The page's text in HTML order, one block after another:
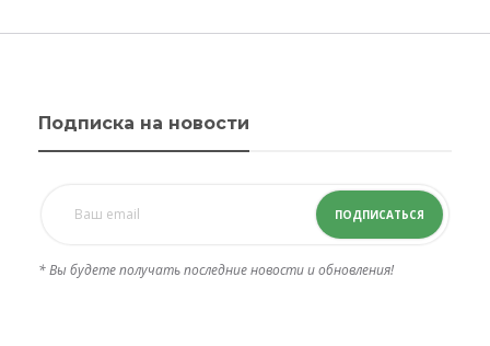
Подписка на новости
ПОДПИСАТЬСЯ
* Вы будете получать последние новости и обновления!